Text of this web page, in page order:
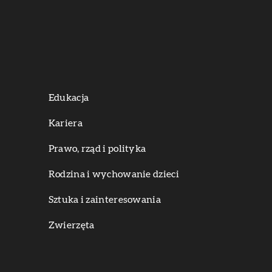
Edukacja
Kariera
Prawo, rząd i polityka
Rodzina i wychowanie dzieci
Sztuka i zainteresowania
Zwierzęta